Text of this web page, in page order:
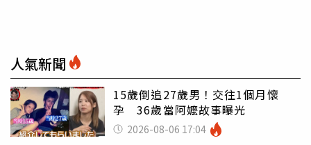
人氣新聞
15歲倒追27歲男！交往1個月懷
孕 36歲當阿嬤故事曝光
2026-08-06 17:04